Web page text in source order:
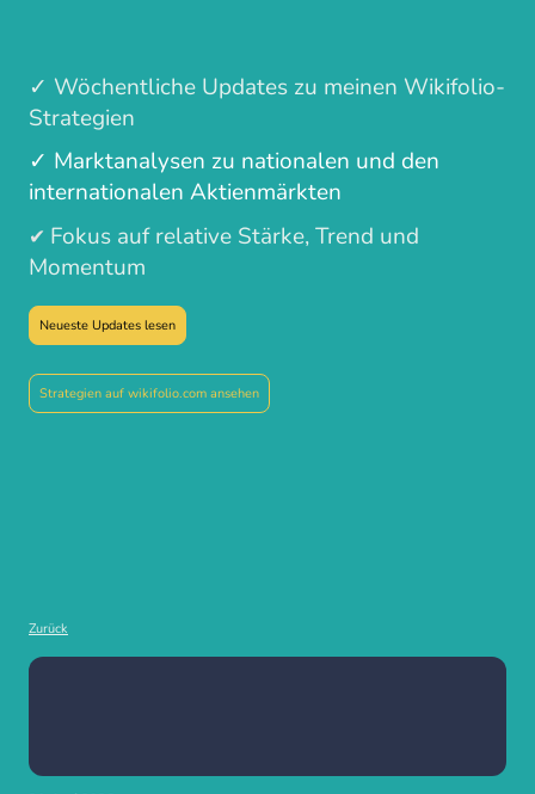
✓ Wöchentliche Updates zu meinen Wikifolio-
Strategien
✓ Marktanalysen zu nationalen und den
internationalen Aktienmärkten
✔ Fokus auf relative Stärke, Trend und
Momentum
Neueste Updates lesen
Strategien auf wikifolio.com ansehen
Zurück